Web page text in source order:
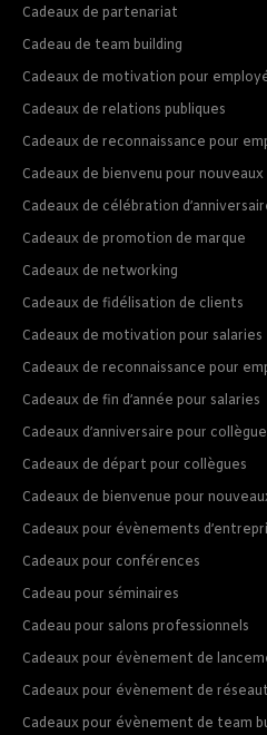
Cadeaux de partenariat
Cadeau de team building
Cadeaux de motivation pour
Cadeaux de relations publiques
Cadeaux de reconnaissance pour
Cadeaux de bienvenu pour
Cadeaux de célébration
Cadeaux de promotion de marque
Cadeaux de networking
Cadeaux de fidélisation de clients
Cadeaux de motivation pour salaries
Cadeaux de reconnaissance pour
Cadeaux de fin d’année pour salaries
Cadeaux d’anniversaire pour
Cadeaux de départ pour collègues
Cadeaux de bienvenue pour
Cadeaux pour évènements
Cadeaux pour conférences
Cadeau pour séminaires
Cadeau pour salons professionnels
Cadeaux pour évènement de
Cadeaux pour évènement de
Cadeaux pour évènement de team